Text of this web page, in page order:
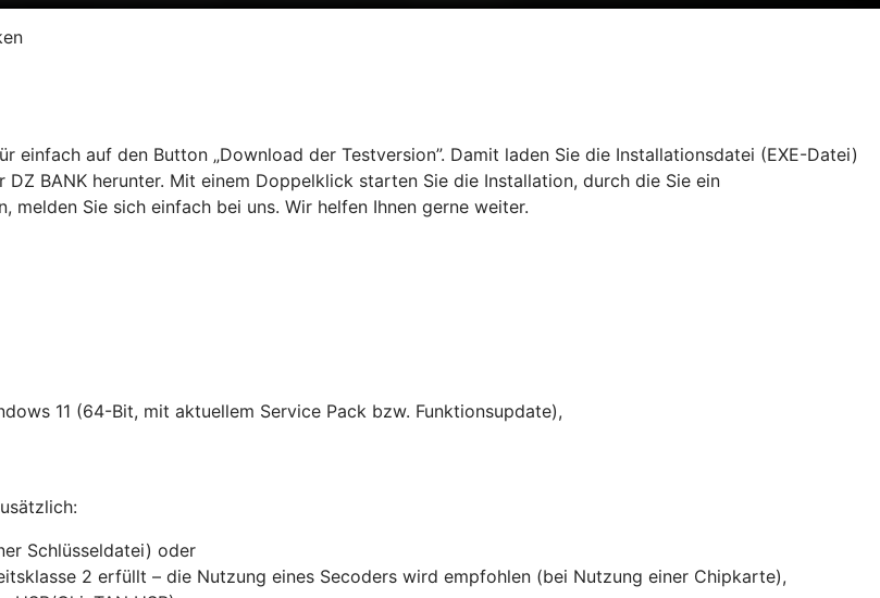
einfach auf den Button „Download der Testversion”. Damit laden Sie die Installationsdatei (EXE-Datei)
BANK herunter. Mit einem Doppelklick starten Sie die Installation, durch die Sie ein
Sie sich einfach bei uns. Wir helfen Ihnen gerne weiter.
11 (64-Bit, mit aktuellem Service Pack bzw. Funktionsupdate),
Schlüsseldatei) oder
2 erfüllt – die Nutzung eines Secoders wird empfohlen (bei Nutzung einer Chipkarte),